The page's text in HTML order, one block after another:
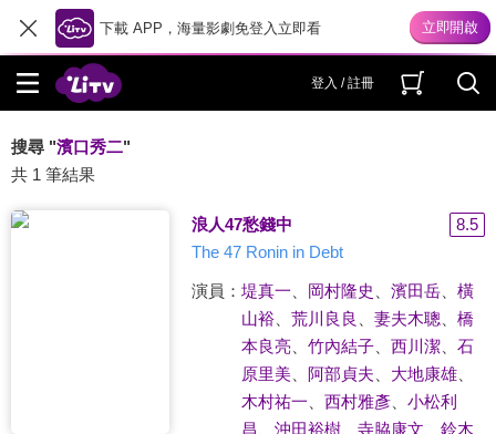
下載 APP，海量影劇免登入立即看
登入 / 註冊
搜尋 "濱口秀二"
共 1 筆結果
浪人47愁錢中
8.5
The 47 Ronin in Debt
演員： 堤真一 岡村隆史 濱田岳、 橫
山裕、 荒川良良 妻夫木聰
橋
本良亮、 竹內結子、 西川潔、 石
原里美、 阿部貞夫 大地康雄、
木村祐一
西村雅彥、 小松利
昌
沖田裕樹、 寺脇康文
鈴木